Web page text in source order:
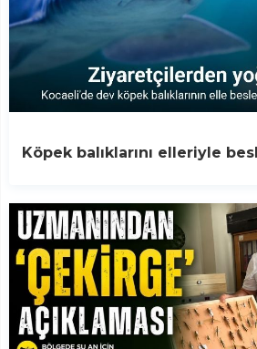
Köpek balıklarını elleriyle